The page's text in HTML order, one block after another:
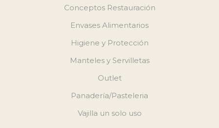
Conceptos Restauración
Envases Alimentarios
Higiene y Protección
Manteles y Servilletas
Outlet
Panadería/Pasteleria
Vajilla un solo uso